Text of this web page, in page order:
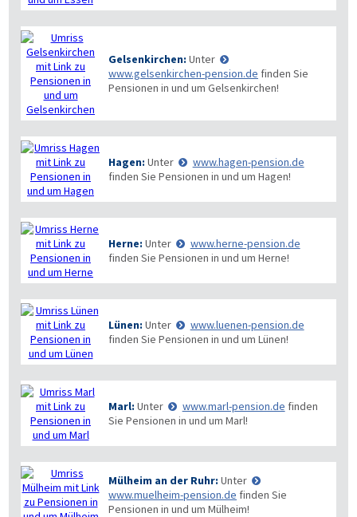
Gelsenkirchen: Unter
www.gelsenkirchen-pension.de finden Sie
Pensionen in und um Gelsenkirchen!
Hagen: Unter
www.hagen-pension.de
finden Sie Pensionen in und um Hagen!
Herne: Unter
www.herne-pension.de
finden Sie Pensionen in und um Herne!
Lünen: Unter
www.luenen-pension.de
finden Sie Pensionen in und um Lünen!
Marl: Unter www.marl-pension.de finden
Sie Pensionen in und um Marl!
Mülheim an der Ruhr: Unter
www.muelheim-pension.de finden Sie
Pensionen in und um Mülheim!